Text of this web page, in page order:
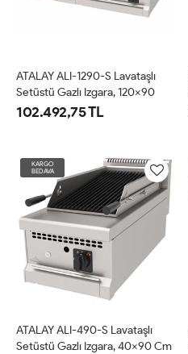
ATALAY ALI-1290-S Lavataşlı
Setüstü Gazlı Izgara, 120x90
Cm
102.492,75 TL
KARGO
BEDAVA
ATALAY ALI-490-S Lavataşlı
Setüstü Gazlı Izgara, 40x90 Cm